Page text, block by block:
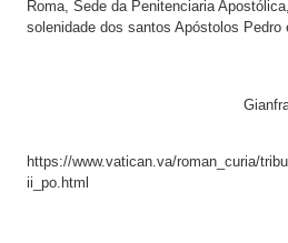
Roma, Sede da Penitenciaria
solenidade dos santos Apóstolos Pedro
https://www.vatican.va/roman_curia/
ii_po.html